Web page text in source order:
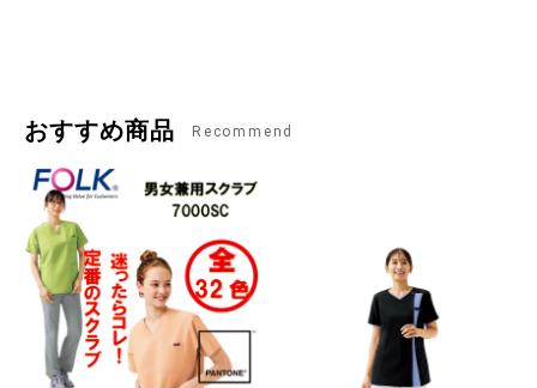
おすすめ商品 Recommend